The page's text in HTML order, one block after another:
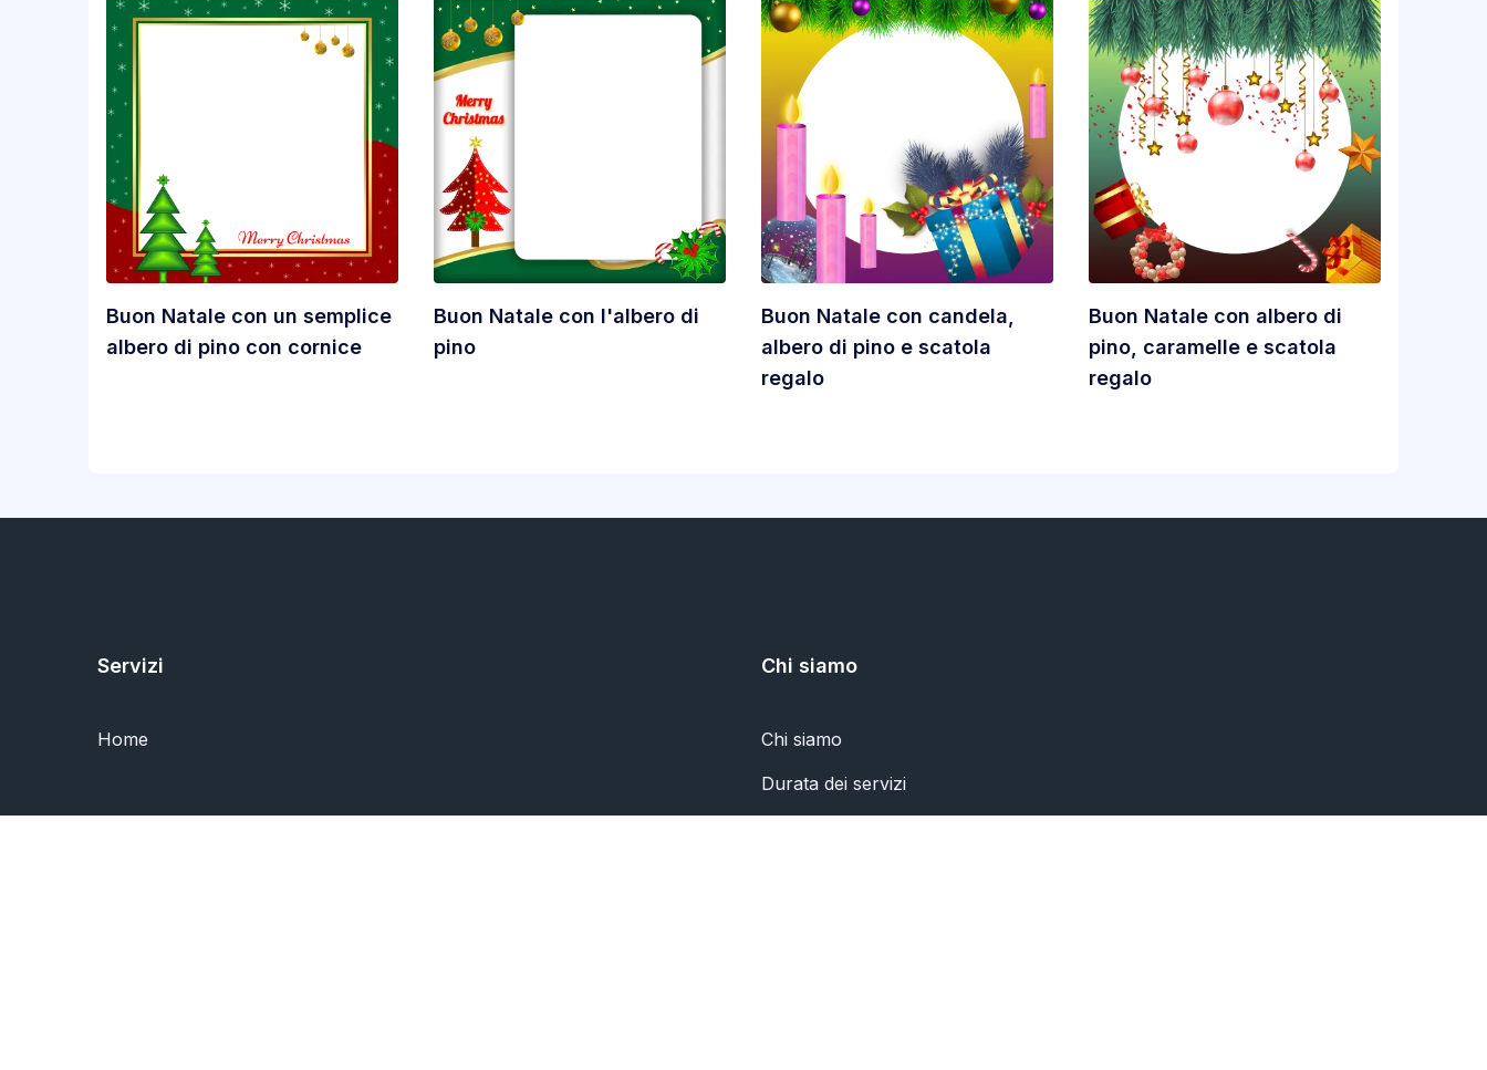
Buon Natale con un semplice
albero di pino con cornice
Buon Natale con l'albero di
pino
Buon Natale con candela,
albero di pino e scatola
regalo
Buon Natale con albero di
pino, caramelle e scatola
regalo
Servizi
Home
Chi siamo
Chi siamo
Durata dei servizi